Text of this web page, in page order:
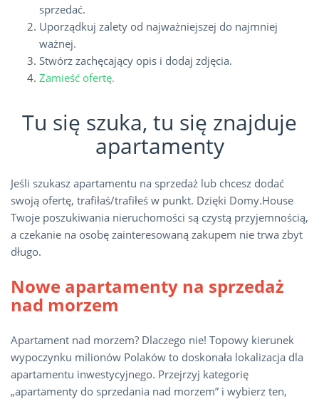
sprzedać.
Uporządkuj zalety od najważniejszej do najmniej
ważnej.
Stwórz zachęcający opis i dodaj zdjęcia.
Zamieść ofertę.
Tu się szuka, tu się znajduje
apartamenty
Jeśli szukasz apartamentu na sprzedaż lub chcesz dodać
swoją ofertę, trafiłaś/trafiłeś w punkt. Dzięki Domy.House
Twoje poszukiwania nieruchomości są czystą przyjemnością,
a czekanie na osobę zainteresowaną zakupem nie trwa zbyt
długo.
Nowe apartamenty na sprzedaż
nad morzem
Apartament nad morzem? Dlaczego nie! Topowy kierunek
wypoczynku milionów Polaków to doskonała lokalizacja dla
apartamentu inwestycyjnego. Przejrzyj kategorię
„apartamenty do sprzedania nad morzem” i wybierz ten,